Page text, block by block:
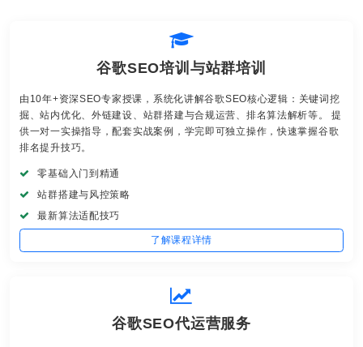
谷歌SEO培训与站群培训
由10年+资深SEO专家授课，系统化讲解谷歌SEO核心逻辑：关键词挖
掘、站内优化、外链建设、站群搭建与合规运营、排名算法解析等。 提
供一对一实操指导，配套实战案例，学完即可独立操作，快速掌握谷歌
排名提升技巧。
零基础入门到精通
站群搭建与风控策略
最新算法适配技巧
了解课程详情
谷歌SEO代运营服务